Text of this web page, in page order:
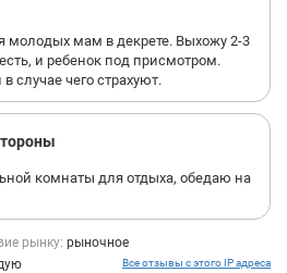
молодых мам в декрете. Выхожу 2-3
и ребенок под присмотром.
случае чего страхуют.
комнаты для отдыха, обедаю на
рынку: рыночное
Все отзывы с этого IP адреса